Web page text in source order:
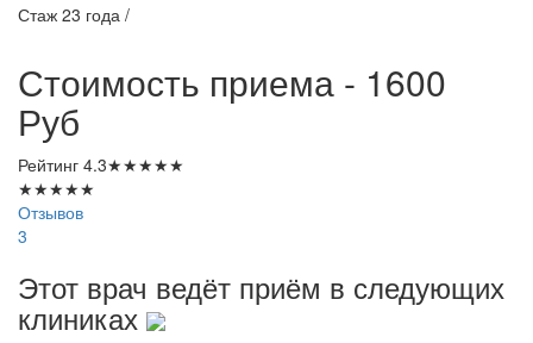
Стаж 23 года /
Стоимость приема - 1600
Руб
Рейтинг 4.3★★★★★
★★★★★
Отзывов
3
Этот врач ведёт приём в следующих
клиниках